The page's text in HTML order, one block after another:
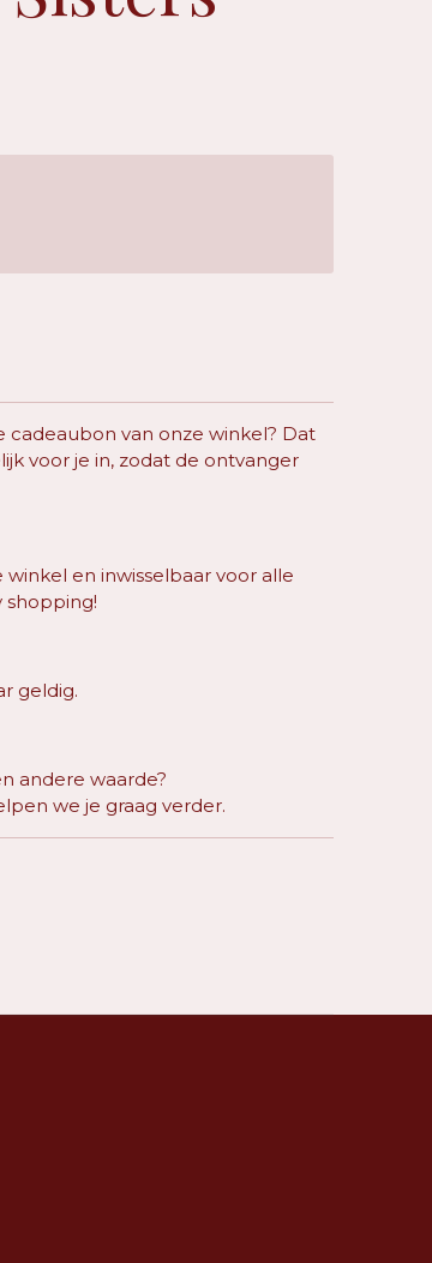
cadeaubon van onze winkel? Dat
voor je in, zodat de ontvanger
en inwisselbaar voor alle
shopping!
geldig.
andere waarde?
we je graag verder.